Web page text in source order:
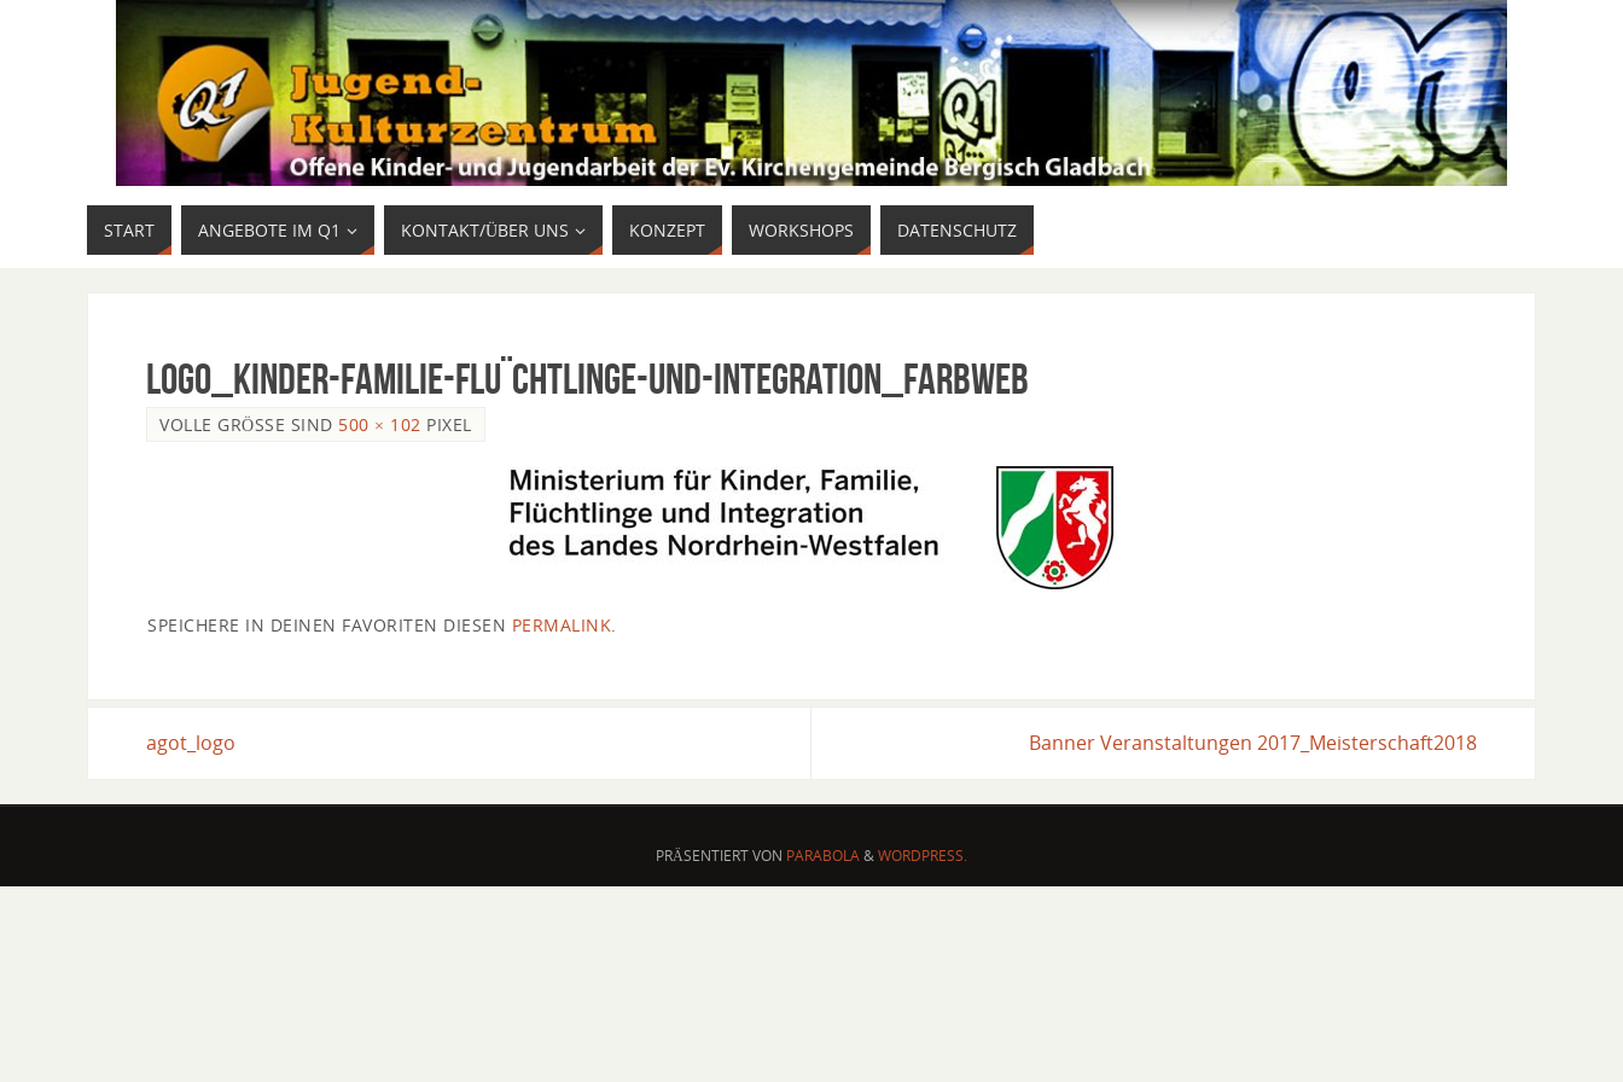
START ANGEBOTE IM Q1 KONTAKT/ÜBER UNS KONZEPT WORKSHOPS DATENSCHUTZ
LOgo_Kinder-Familie-Flu¨chtlinge-und-Integration_Farbweb
VOLLE GRÖSSE SIND 500 × 102 PIXEL
SPEICHERE IN DEINEN FAVORITEN DIESEN PERMALINK
agot_logo Banner Veranstaltungen 2017_Meisterschaft2018
PRÄSENTIERT VON PARABOLA&WORDPRESS.